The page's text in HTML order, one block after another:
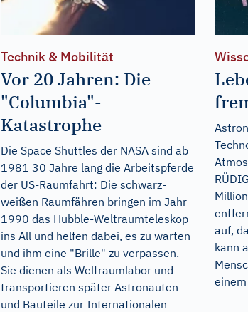
Technik & Mobilität
Vor 20 Jahren: Die
"Columbia"-
Katastrophe
Die Space Shuttles der NASA sind ab
1981 30 Jahre lang die Arbeitspferde
der US-Raumfahrt: Die schwarz-
weißen Raumfähren bringen im Jahr
1990 das Hubble-Weltraumteleskop
ins All und helfen dabei, es zu warten
und ihm eine "Brille" zu verpassen.
Sie dienen als Weltraumlabor und
transportieren später Astronauten
und Bauteile zur Internationalen
auf,
kann